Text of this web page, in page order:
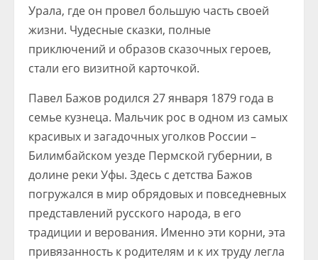
Урала, где он провел большую часть своей
жизни. Чудесные сказки, полные
приключений и образов сказочных героев,
стали его визитной карточкой.
Павел Бажов родился 27 января 1879 года в
семье кузнеца. Мальчик рос в одном из самых
красивых и загадочных уголков России –
Билимбайском уезде Пермской губернии, в
долине реки Уфы. Здесь с детства Бажов
погружался в мир обрядовых и повседневных
представлений русского народа, в его
традиции и верования. Именно эти корни, эта
привязанность к родителям и к их труду легла